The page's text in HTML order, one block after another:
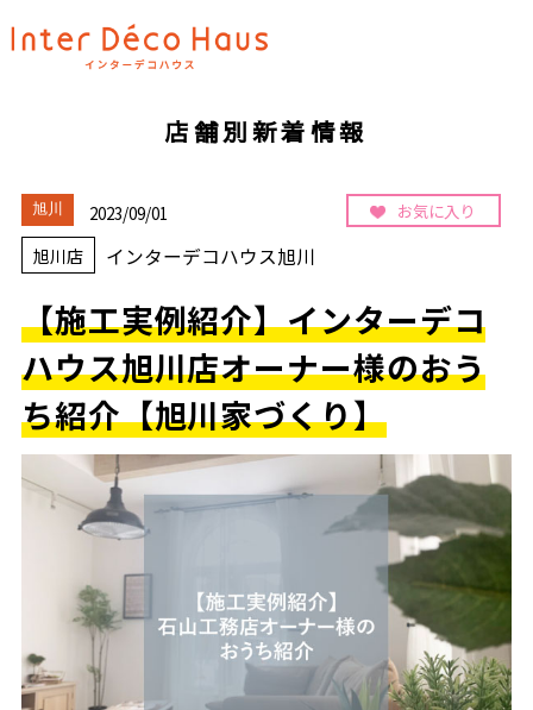
店舗別新着情報
旭川
2023/09/01
旭川店
インターデコハウス旭川
お気に入り
【施工実例紹介】インターデコ
ハウス旭川店オーナー様のおう
ち紹介【旭川家づくり】